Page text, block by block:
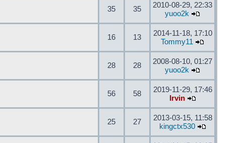
35 35
2010-08-29, 22:33
yuoo2k
16 13
2014-11-18, 17:10
Tommy11
28 28
2008-08-10, 01:27
yuoo2k
56 58
2019-11-29, 17:46
Irvin
25 27
2013-03-15, 11:58
kingctx530